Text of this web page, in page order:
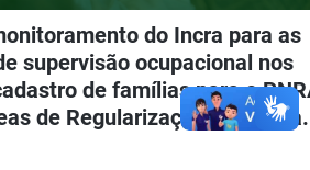
do Incra para as
supervisão ocupacional nos
de famílias para o
de Regularização Fundiária.